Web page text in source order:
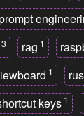
3 rag 1
1
keys 1